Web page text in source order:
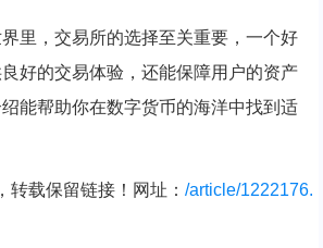
里，交易所的选择至关重要，一个好
好的交易体验，还能保障用户的资产
能帮助你在数字货币的海洋中找到适
转载保留链接！网址： /article/1222176.